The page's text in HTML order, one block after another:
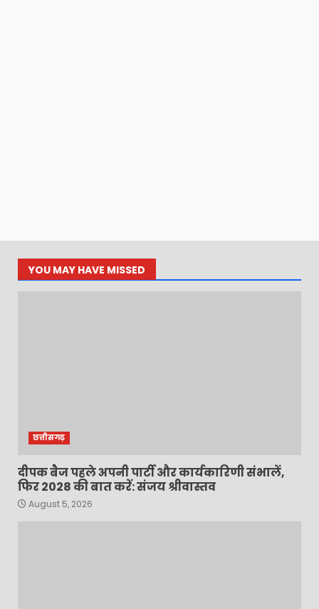
YOU MAY HAVE MISSED
छत्तीसगढ़
दीपक बैज पहले अपनी पार्टी और कार्यकारिणी संभालें,
फिर 2028 की बात करें: संजय श्रीवास्तव
August 5, 2026